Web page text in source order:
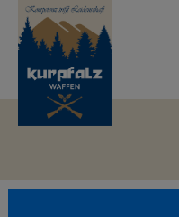
Zum
Hauptinhalt
springen